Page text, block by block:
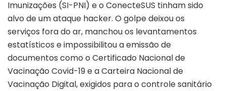
Imunizações (SI-PNI) e o ConecteSUS tinham sido
alvo de um ataque hacker. O golpe deixou os
serviços fora do ar, manchou os levantamentos
estatísticos e impossibilitou a emissão de
documentos como o Certificado Nacional de
Vacinação Covid-19 e a Carteira Nacional de
Vacinação Digital, exigidos para o controle sanitário